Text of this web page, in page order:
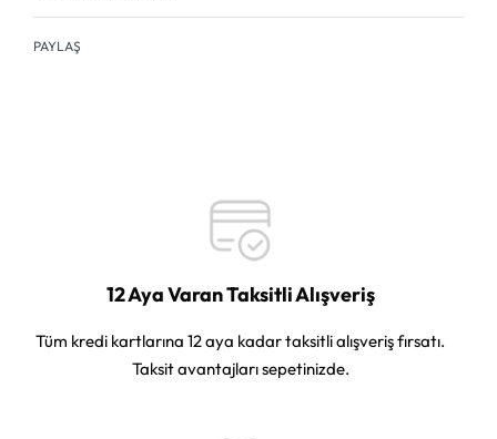
PAYLAŞ
12 Aya Varan Taksitli Alışveriş
Tüm kredi kartlarına 12 aya kadar taksitli alışveriş fırsatı.
Taksit avantajları sepetinizde.